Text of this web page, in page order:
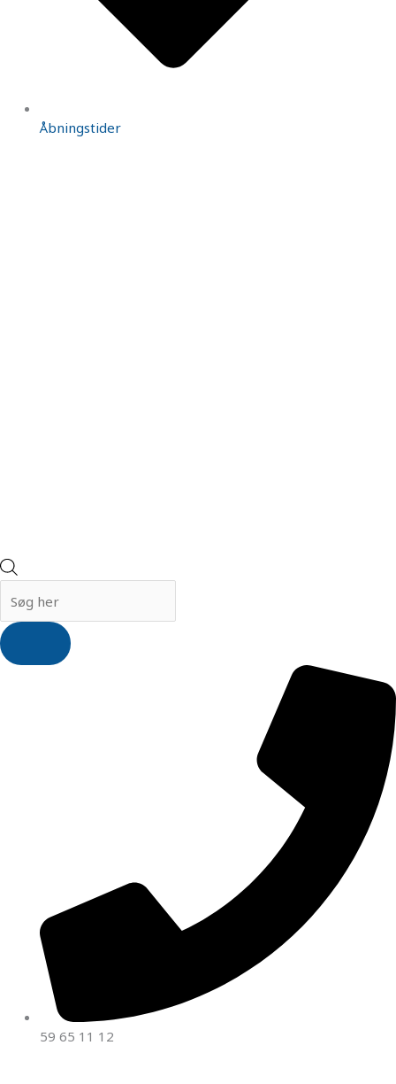
Åbningstider
59 65 11 12